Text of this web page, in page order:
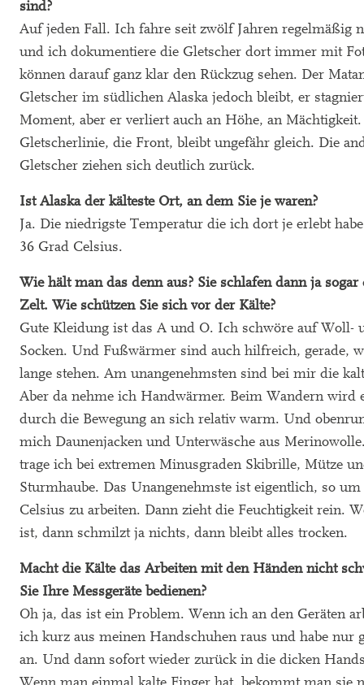
sind?
Auf jeden Fall. Ich fahre seit zwölf Jahren regelmäßig
und ich dokumentiere die Gletscher dort immer mit
können darauf ganz klar den Rückzug sehen. Der
Gletscher im südlichen Alaska jedoch bleibt, er
Moment, aber er verliert auch an Höhe, an
Gletscherlinie, die Front, bleibt ungefähr gleich. Die
Gletscher ziehen sich deutlich zurück.
Ist Alaska der kälteste Ort, an dem Sie je waren?
Ja. Die niedrigste Temperatur die ich dort je erlebt
36 Grad Celsius.
Wie hält man das denn aus? Sie schlafen dann ja
Zelt. Wie schützen Sie sich vor der Kälte?
Gute Kleidung ist das A und O. Ich schwöre auf Woll-
Socken. Und Fußwärmer sind auch hilfreich, gerade,
lange stehen. Am unangenehmsten sind bei mir die
Aber da nehme ich Handwärmer. Beim Wandern wird
durch die Bewegung an sich relativ warm. Und
mich Daunenjacken und Unterwäsche aus
trage ich bei extremen Minusgraden Skibrille, Mütze
Sturmhaube. Das Unangenehmste ist eigentlich, so
Celsius zu arbeiten. Dann zieht die Feuchtigkeit rein.
ist, dann schmilzt ja nichts, dann bleibt alles trocken.
Macht die Kälte das Arbeiten mit den Händen nicht
Sie Ihre Messgeräte bedienen?
Oh ja, das ist ein Problem. Wenn ich an den Geräten
ich kurz aus meinen Handschuhen raus und habe nur
an. Und dann sofort wieder zurück in die dicken